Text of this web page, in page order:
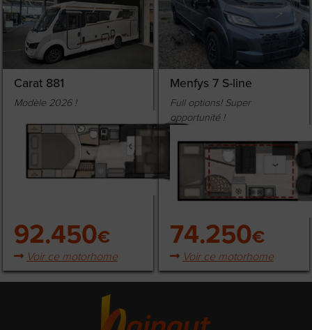
Carat 881
Modèle 2026 !
92.450€
Voir ce motorhome
Menfys 7 S-line
Full options! Super
opportunité !
74.250€
Voir ce motorhome